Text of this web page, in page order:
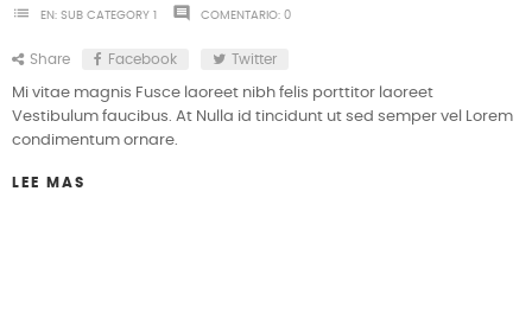
Share Facebook Twitter
list EN: SUB CATEGORY 1 comment COMENTARIO: 0
Mi vitae magnis Fusce laoreet nibh felis porttitor laoreet
Vestibulum faucibus. At Nulla id tincidunt ut sed semper vel Lorem
condimentum ornare.
LEE MAS